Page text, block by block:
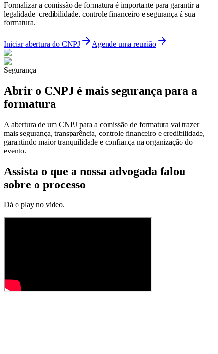
Formalizar a comissão de formatura é importante para garantir a
legalidade, credibilidade, controle financeiro e segurança à sua
formatura.
Iniciar abertura do CNPJ Agende uma reunião
Segurança
Abrir o CNPJ é mais segurança para a
formatura
A abertura de um CNPJ para a comissão de formatura vai trazer
mais segurança, transparência, controle financeiro e credibilidade,
garantindo maior tranquilidade e confiança na organização do
evento.
Assista o que a nossa advogada falou
sobre o processo
Dá o play no vídeo.